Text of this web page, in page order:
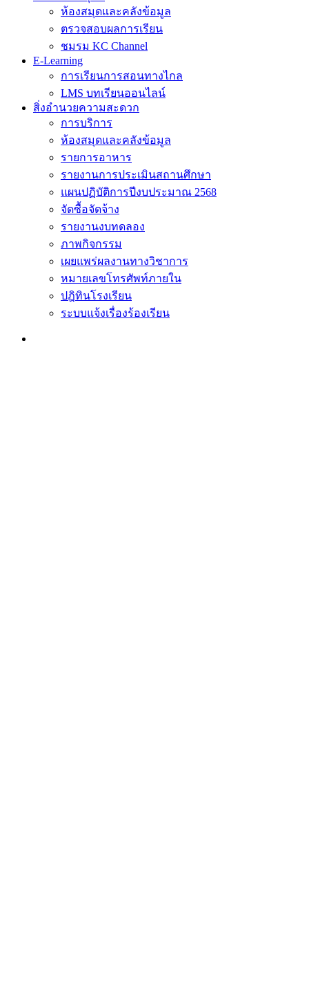
ห้องสมุดและคลังข้อมูล
ตรวจสอบผลการเรียน
ชมรม KC Channel
E-Learning
การเรียนการสอนทางไกล
LMS บทเรียนออนไลน์
สิ่งอำนวยความสะดวก
การบริการ
ห้องสมุดและคลังข้อมูล
รายการอาหาร
รายงานการประเมินสถานศึกษา
แผนปฏิบัติการปีงบประมาณ 2568
จัดซื้อจัดจ้าง
รายงานงบทดลอง
ภาพกิจกรรม
เผยแพร่ผลงานทางวิชาการ
หมายเลขโทรศัพท์ภายใน
ปฎิทินโรงเรียน
ระบบแจ้งเรื่องร้องเรียน